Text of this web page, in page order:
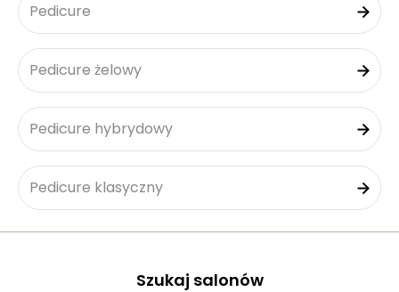
Pedicure
Pedicure żelowy
Pedicure hybrydowy
Pedicure klasyczny
Szukaj salonów